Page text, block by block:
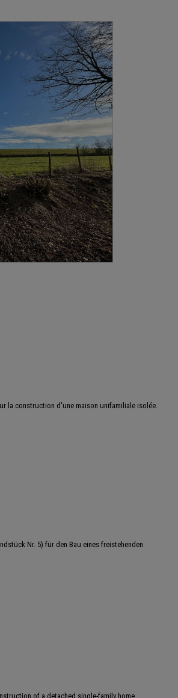
la construction d'une maison unifamiliale isolée.
Nr. 5) für den Bau eines freistehenden
of a detached single-family home.